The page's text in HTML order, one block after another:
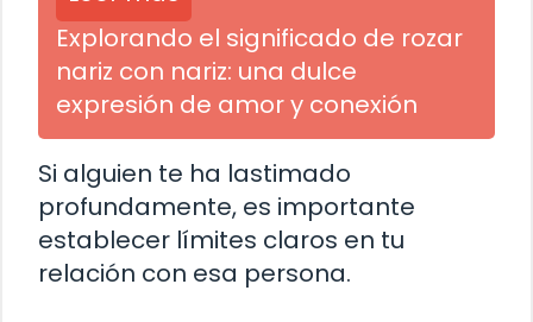
Explorando el significado de rozar
nariz con nariz: una dulce
expresión de amor y conexión
Si alguien te ha lastimado
profundamente, es importante
establecer límites claros en tu
relación con esa persona.